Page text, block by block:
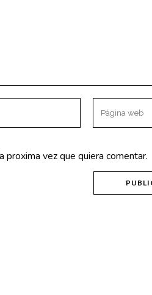
OTROS ENLACES
Política de Privacidad
Política de Cookies
NICA 50570
proxima vez que quiera comentar.